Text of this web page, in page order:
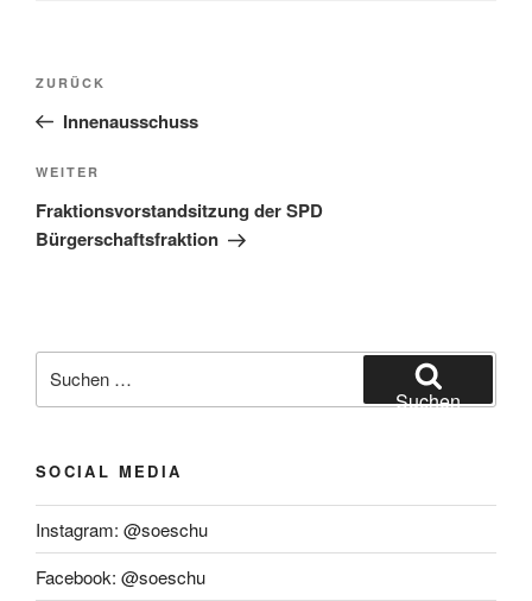
Beitragsnavigation
Vorheriger
Beitrag
ZURÜCK
Innenausschuss
Nächster
Beitrag
WEITER
Fraktionsvorstandsitzung der SPD
Bürgerschaftsfraktion
nach:
Suchen
SOCIAL MEDIA
Instagram: @soeschu
Facebook: @soeschu